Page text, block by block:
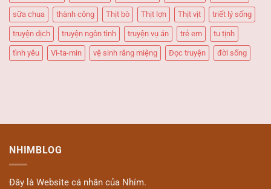
sữa chua thành công Thịt bò Thịt lợn Thịt vịt triết lý sống
truyện dịch truyện ngôn tình truyện vụ án trẻ em tu tịnh
tình yêu Vi-ta-min vệ sinh răng miệng Đọc truyện đời sống
NHIMBLOG
Đây là Website cá nhân của Nhím.